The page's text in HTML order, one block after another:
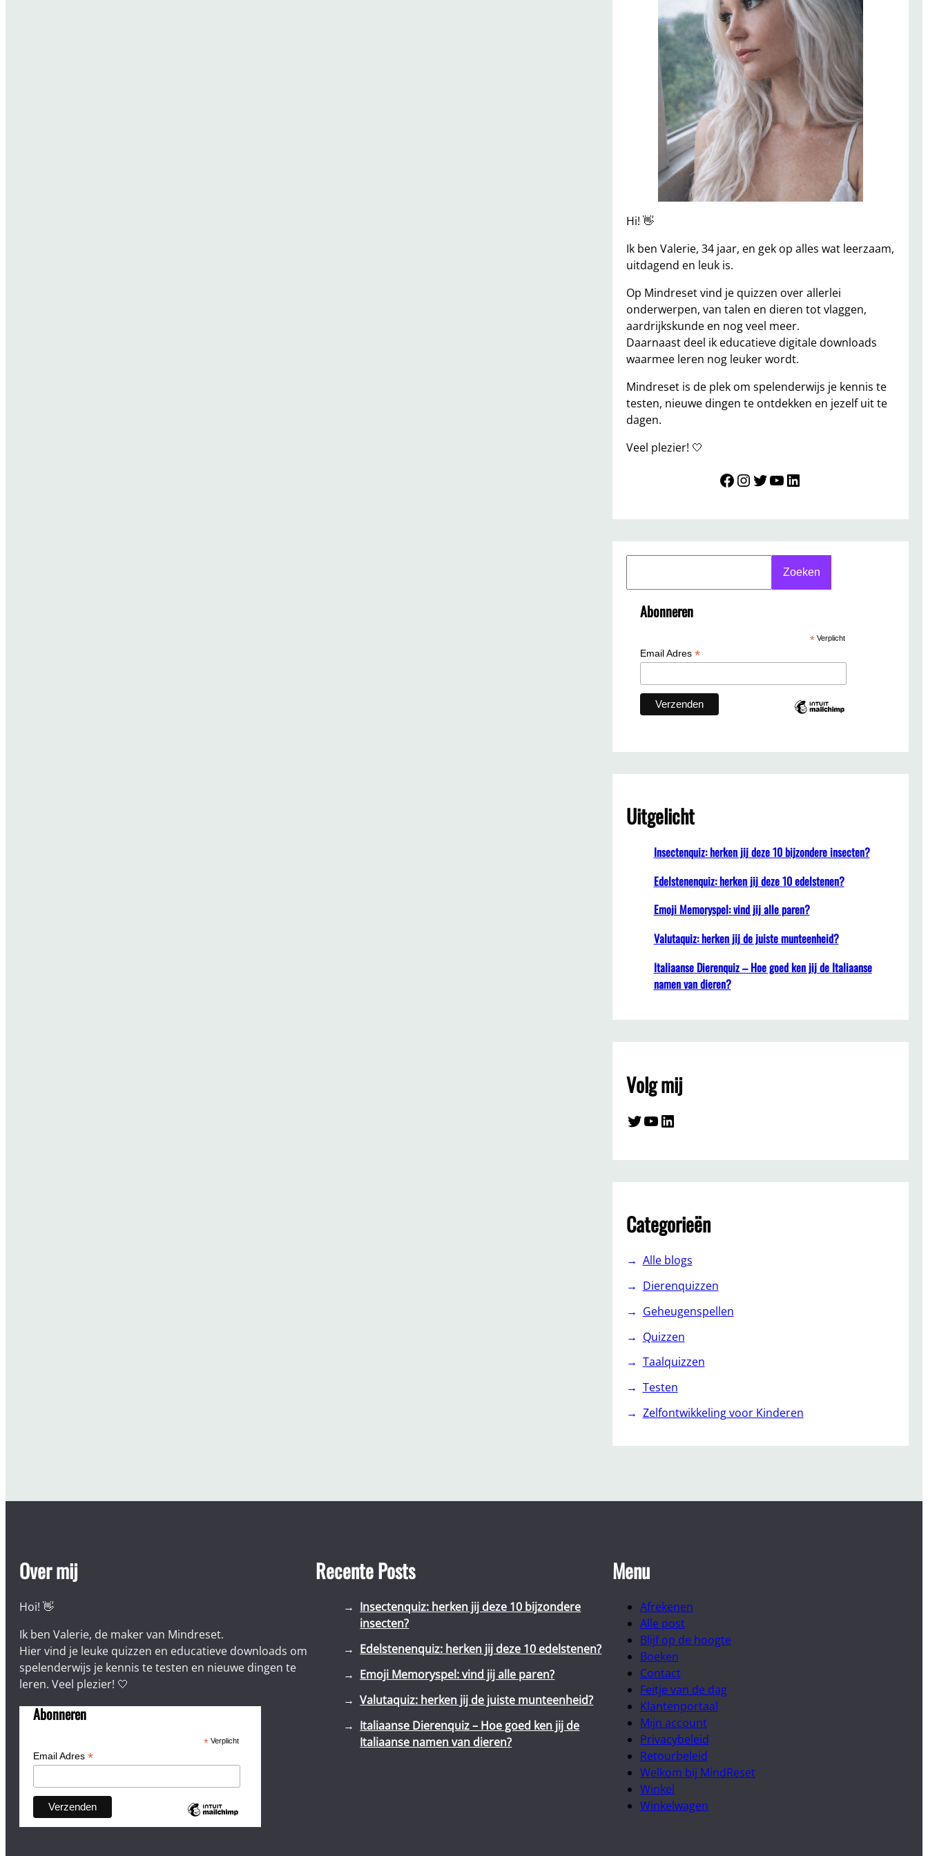
Hi! 👋
Ik ben Valerie, 34 jaar, en gek op alles wat leerzaam,
uitdagend en leuk is.
Op Mindreset vind je quizzen over allerlei
onderwerpen, van talen en dieren tot vlaggen,
aardrijkskunde en nog veel meer.
Daarnaast deel ik educatieve digitale downloads
waarmee leren nog leuker wordt.
Mindreset is de plek om spelenderwijs je kennis te
testen, nieuwe dingen te ontdekken en jezelf uit te
dagen.
Veel plezier! 🤍
Mindreset InstagramTwitter YouTube LinkedIn
Zoeken
Abonneren
* Verplicht
Email Adres *
Uitgelicht
Insectenquiz: herken jij deze 10 bijzondere insecten?
Edelstenenquiz: herken jij deze 10 edelstenen?
Emoji Memoryspel: vind jij alle paren?
Valutaquiz: herken jij de juiste munteenheid?
Italiaanse Dierenquiz – Hoe goed ken jij de Italiaanse
namen van dieren?
Volg mij
Twitter YouTube LinkedIn
Categorieën
Alle blogs
Dierenquizzen
Geheugenspellen
Quizzen
Taalquizzen
Testen
Zelfontwikkeling voor Kinderen
Over mij
Hoi! 👋
Ik ben Valerie, de maker van Mindreset.
Hier vind je leuke quizzen en educatieve downloads om
spelenderwijs je kennis te testen en nieuwe dingen te
leren. Veel plezier! 🤍
Abonneren
*Verplicht
Email Adres *
Recente Posts
Insectenquiz: herken jij deze 10 bijzondere
insecten?
Edelstenenquiz: herken jij deze 10 edelstenen?
Emoji Memoryspel: vind jij alle paren?
Valutaquiz: herken jij de juiste munteenheid?
Italiaanse Dierenquiz – Hoe goed ken jij de
Italiaanse namen van dieren?
Menu
Afrekenen
Alle post
Blijf op de hoogte
Boeken
Contact
Feitje van de dag
Klantenportaal
Mijn account
Privacybeleid
Retourbeleid
Welkom bij MindReset
Winkel
Winkelwagen